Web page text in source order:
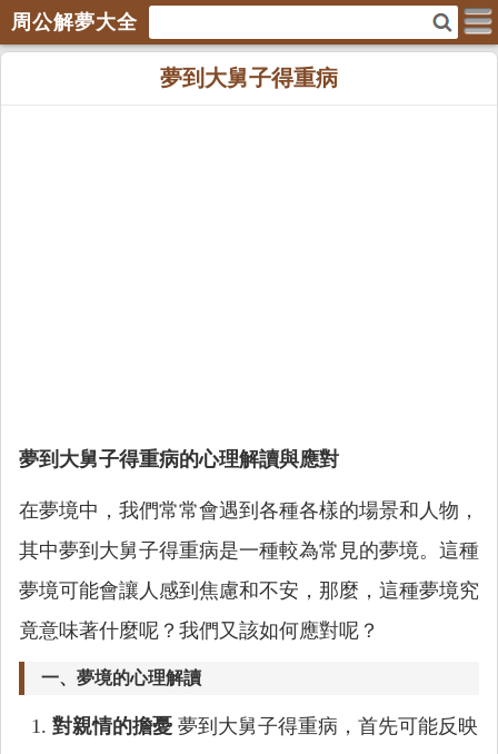
周公解夢大全
夢到大舅子得重病
夢到大舅子得重病的心理解讀與應對
在夢境中，我們常常會遇到各種各樣的場景和人物，
其中夢到大舅子得重病是一種較為常見的夢境。這種
夢境可能會讓人感到焦慮和不安，那麼，這種夢境究
竟意味著什麼呢？我們又該如何應對呢？
一、夢境的心理解讀
對親情的擔憂 夢到大舅子得重病，首先可能反映